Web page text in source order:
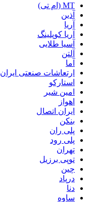
MT (ام تی)
آذین
آریا
آریا کوپلینگ
آسیا طلایی
آلتن
آما
ارتعاشات صنعتی ایران
استارکو
امین شیر
اهواز
ایران اتصال
بنکن
پلی ران
پلی رود
تهران
توپی برزیل
چین
درپاد
دنا
ساوه